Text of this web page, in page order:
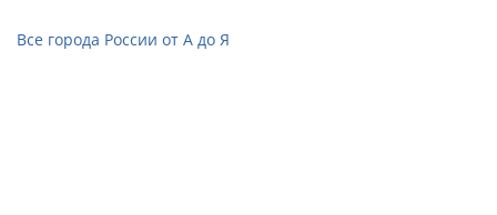
Все города России от А до Я